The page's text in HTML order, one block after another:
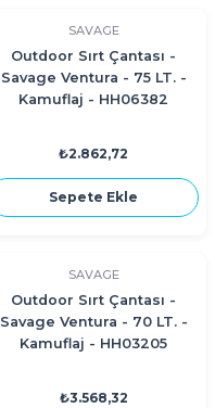
SAVAGE
Outdoor Sırt Çantası -
Savage Ventura - 75 LT. -
Kamuflaj - HH06382
₺2.862,72
Sepete Ekle
SAVAGE
Outdoor Sırt Çantası -
Savage Ventura - 70 LT. -
Kamuflaj - HH03205
₺3.568,32